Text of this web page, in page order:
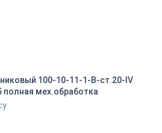
100-10-11-1-B-ст.20-IV
полная мех.обработка